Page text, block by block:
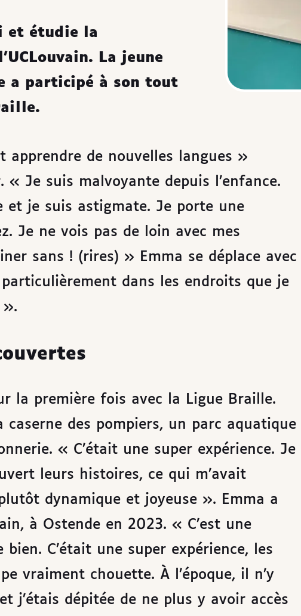
et étudie la
La jeune
a participé à son tout
apprendre de nouvelles langues »
« Je suis malvoyante depuis l’enfance.
et je suis astigmate. Je porte une
Je ne vois pas de loin avec mes
sans ! (rires) » Emma se déplace avec
dans les endroits que je
».
la première fois avec la Ligue Braille.
caserne des pompiers, un parc aquatique
« C’était une super expérience. Je
leurs histoires, ce qui m’avait
dynamique et joyeuse ». Emma a
à Ostende en 2023. « C’est une
C’était une super expérience, les
vraiment chouette. À l’époque, il n’y
j’étais dépitée de ne plus y avoir accès